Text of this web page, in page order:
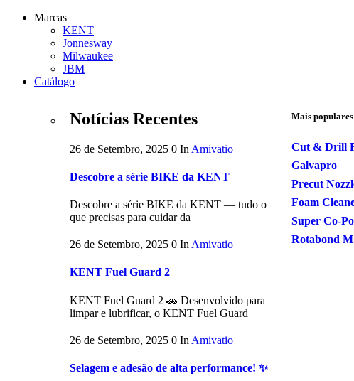
Marcas
KENT
Jonnesway
Milwaukee
JBM
Catálogo
Notícias Recentes
26 de Setembro, 2025 0 In Amivatio
Descobre a série BIKE da KENT
Descobre a série BIKE da KENT — tudo o
que precisas para cuidar da
26 de Setembro, 2025 0 In Amivatio
KENT Fuel Guard 2
KENT Fuel Guard 2 🚗 Desenvolvido para
limpar e lubrificar, o KENT Fuel Guard
26 de Setembro, 2025 0 In Amivatio
Selagem e adesão de alta performance! ✨
Mais populares
Cut & Drill
Galvapro
Precut
Foam
Super Co-
Rotabond